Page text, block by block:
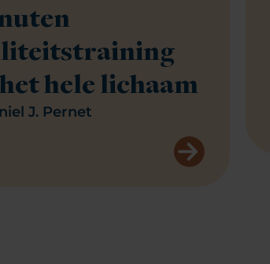
hele lichaam
J. Pernet